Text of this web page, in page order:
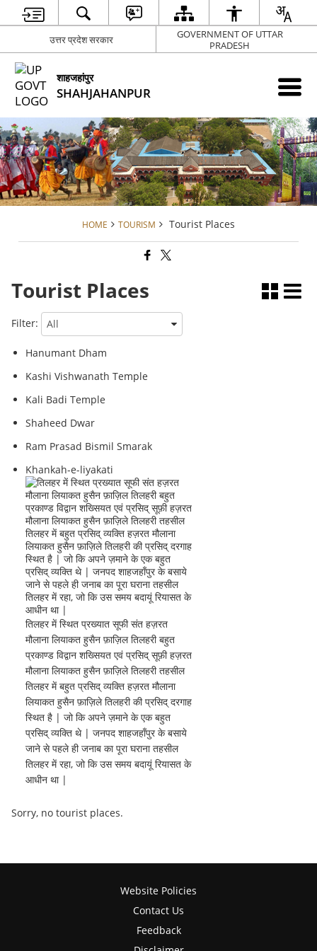
उत्तर प्रदेश सरकार
GOVERNMENT OF UTTAR
PRADESH
शाहजहांपुर
SHAHJAHANPUR
HOME TOURISM Tourist Places
Tourist Places
Filter:
Hanumant Dham
Kashi Vishwanath Temple
Kali Badi Temple
Shaheed Dwar
Ram Prasad Bismil Smarak
Khankah-e-liyakati
तिलहर में स्थित प्रख्यात सूफी संत हज़रत
मौलाना लियाकत हुसैन फ़ाज़िल तिलहरी बहुत
प्रकाण्ड विद्वान शख्सियत एवं प्रसिद् सूफ़ी हज़रत
मौलाना लियाकत हुसैन फ़ाज़िले तिलहरी तहसील
तिलहर में बहुत प्रसिद् व्यक्ति हज़रत मौलाना
लियाकत हुसैन फ़ाज़िले तिलहरी की प्रसिद् दरगाह
स्थित है | जो कि अपने ज़माने के एक बहुत
प्रसिद् व्यक्ति थे | जनपद शाहजहाँपुर के बसाये
जाने से पहले ही जनाब का पूरा घराना तहसील
तिलहर में रहा, जो कि उस समय बदायूं रियासत के
आधीन था |
Sorry, no tourist places.
Website Policies
Contact Us
Feedback